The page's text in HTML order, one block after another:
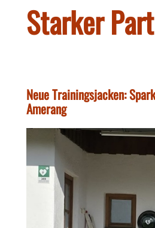
Starker
Neue Trainingsjacken:
Amerang